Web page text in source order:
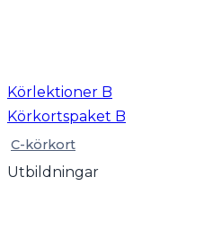
Körlektioner B
Körkortspaket B
C-körkort
Utbildningar